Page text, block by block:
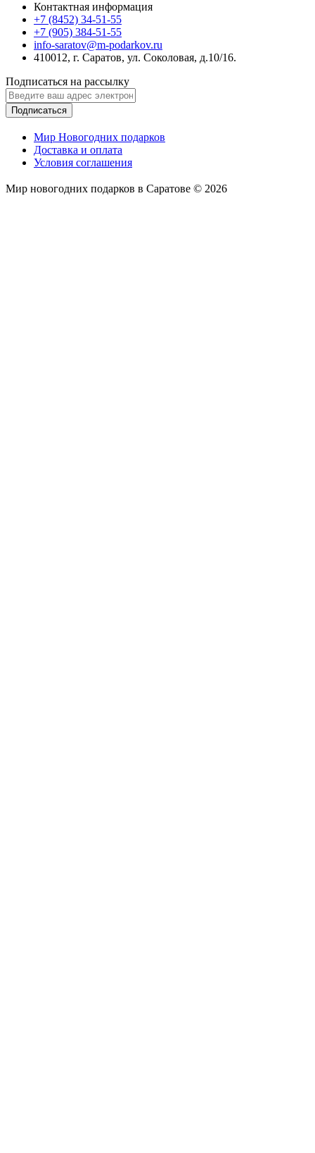
Контактная информация
+7 (8452) 34-51-55
+7 (905) 384-51-55
info-saratov@m-podarkov.ru
410012, г. Саратов, ул. Соколовая, д.10/16.
Подписаться на рассылку
Подписаться
Мир Новогодних подарков
Доставка и оплата
Условия соглашения
Мир новогодних подарков в Саратове © 2026